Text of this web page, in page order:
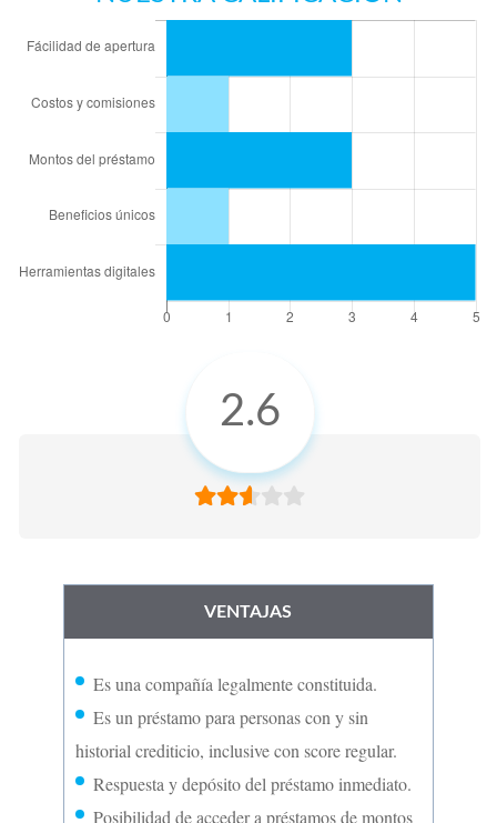
2.6
VENTAJAS
Es una compañía legalmente constituida.
Es un préstamo para personas con y sin
historial crediticio, inclusive con score regular.
Respuesta y depósito del préstamo inmediato.
Posibilidad de acceder a préstamos de montos